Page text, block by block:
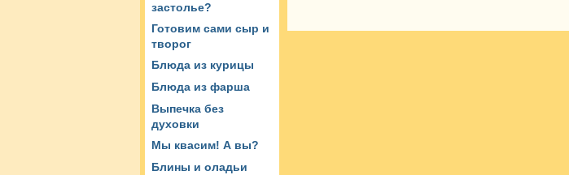
застолье?
Готовим сами сыр и
творог
Блюда из курицы
Блюда из фарша
Выпечка без
духовки
Мы квасим! А вы?
Блины и оладьи